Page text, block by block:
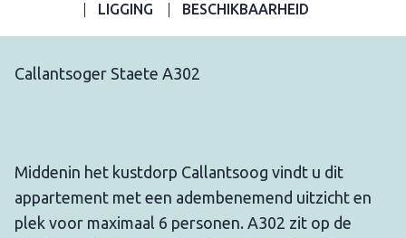
LIGGING
BESCHIKBAARHEID
Callantsoger Staete A302
Middenin het kustdorp Callantsoog vindt u dit
appartement met een adembenemend uitzicht en
plek voor maximaal 6 personen. A302 zit op de